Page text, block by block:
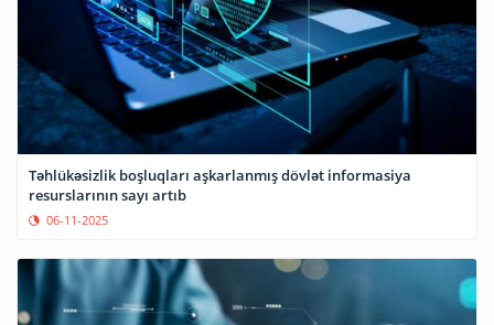
Təhlükəsizlik boşluqları aşkarlanmış dövlət informasiya
resurslarının sayı artıb
06-11-2025